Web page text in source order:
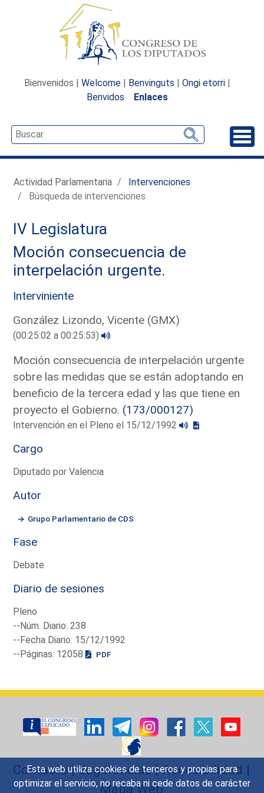
Esta web utiliza cookies de terceros y propias para
optimizar el servicio, no recaba ni cede datos de carácter
Bienvenidos | Welcome | Benvinguts | Ongi etorri |
Benvidos
Enlaces
Actividad Parlamentaria
Intervenciones
Búsqueda de intervenciones
IV Legislatura
Moción consecuencia de
interpelación urgente.
Interviniente
González Lizondo, Vicente (GMX)
(00:25:02 a 00:25:53)
Moción consecuencia de interpelación urgente
sobre las medidas que se están adoptando en
beneficio de la tercera edad y las que tiene en
proyecto el Gobierno. (173/000127)
Intervención en el Pleno el 15/12/1992
Cargo
Diputado por Valencia
Autor
Grupo Parlamentario de CDS
Fase
Debate
Diario de sesiones
Pleno
--Núm. Diario: 238
--Fecha Diario: 15/12/1992
--Páginas: 12058
PDF
Contacto|Sugerencias|Accesibilidad |
Mapa Web